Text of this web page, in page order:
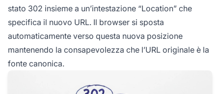
stato 302 insieme a un’intestazione “Location” che
specifica il nuovo URL. Il browser si sposta
automaticamente verso questa nuova posizione
mantenendo la consapevolezza che l’URL originale è la
fonte canonica.